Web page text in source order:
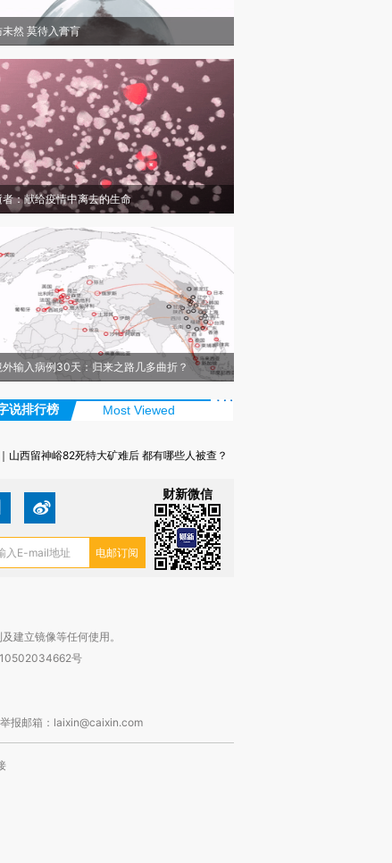
未然 莫待入膏肓
者：献给疫情中离去的生命
外输入病例30天：归来之路几多曲折？
说排行榜 Most Viewed
山西留神峪82死特大矿难后 都有哪些人被查？
财新微信
建立镜像等任何使用。
号
报邮箱：laixin@caixin.com